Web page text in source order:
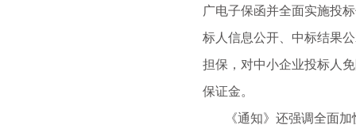
广电子保函并全面实施投
标人信息公开、中标结果
担保，对中小企业投标人
保证金。
《通知》还强调全面加